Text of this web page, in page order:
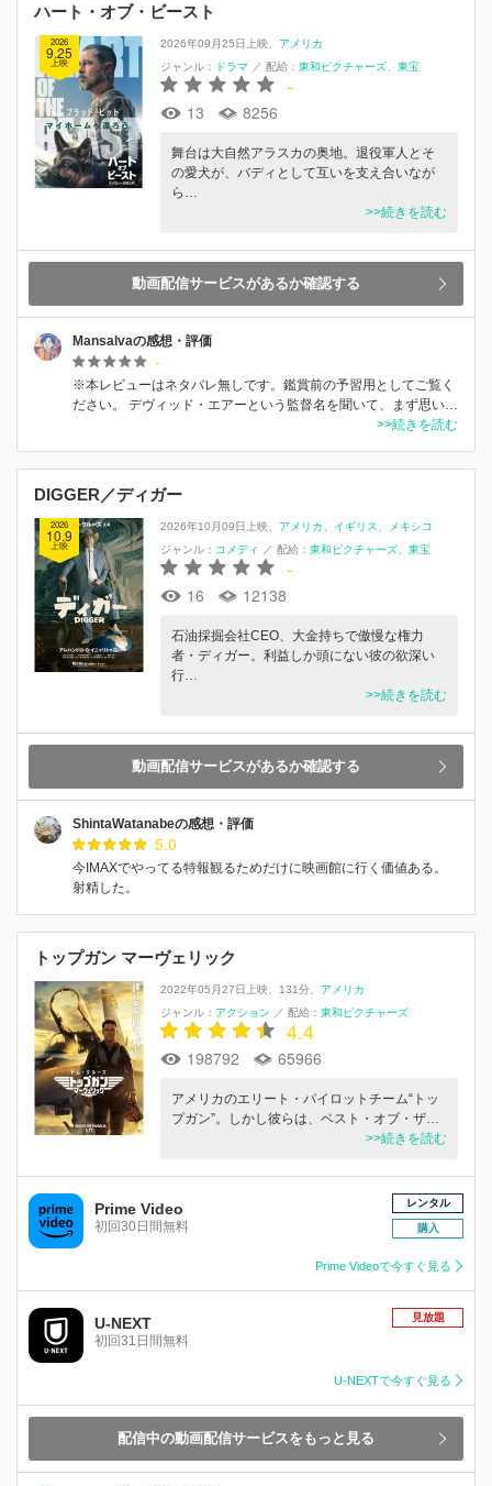
ハート・オブ・ビースト
2026
9.25
上映
2026年09月25日上映
アメリカ
ジャンル：
ドラマ ／ 配給： 東和ピクチャーズ 東宝
-
13 8256
舞台は大自然アラスカの奥地。退役軍人とそ
の愛犬が、バディとして互いを支え合いなが
ら…
>>続きを読む
動画配信サービスがあるか確認する
Mansalvaの感想・評価
-
※本レビューはネタバレ無しです。鑑賞前の予習用としてご覧く
ださい。 デヴィッド・エアーという監督名を聞いて、まず思い…
>>続きを読む
DIGGER／ディガー
2026
10.9
上映
2026年10月09日上映 アメリカ イギリス
メキシコ
ジャンル： コメディ ／ 配給： 東和ピクチャーズ 東宝
-
16 12138
石油採掘会社CEO、大金持ちで傲慢な権力
者・ディガー。利益しか頭にない彼の欲深い
行…
>>続きを読む
動画配信サービスがあるか確認する
ShintaWatanabeの感想・評価
5.0
今IMAXでやってる特報観るためだけに映画館に行く価値ある。
射精した。
トップガン マーヴェリック
2022年05月27日上映 131分
アメリカ
ジャンル： アクション ／ 配給： 東和ピクチャーズ
4.4
198792 65966
アメリカのエリート・パイロットチーム“トッ
プガン”。しかし彼らは、ベスト・オブ・ザ…
>>続きを読む
Prime Video
初回30日間無料
レンタル
購入
Prime Videoで今すぐ見る
U-NEXT
初回31日間無料
見放題
U-NEXTで今すぐ見る
配信中の動画配信サービスをもっと見る